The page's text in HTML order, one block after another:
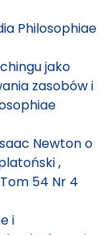
Philosophiae
jako
zasobów i
Newton o
,
54 Nr 4
i